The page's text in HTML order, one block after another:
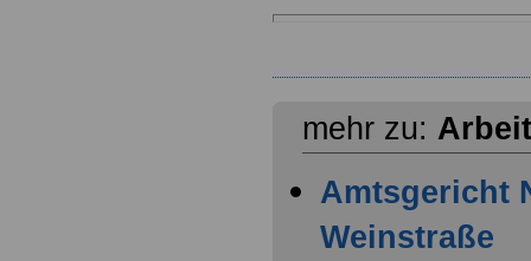
mehr zu:
Amtsgericht
Weinstraße